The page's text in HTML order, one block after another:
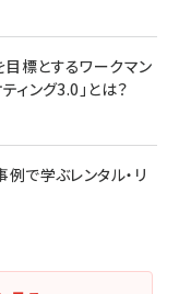
目標とするワークマン
ィング3.0」とは？
で学ぶレンタル・リ